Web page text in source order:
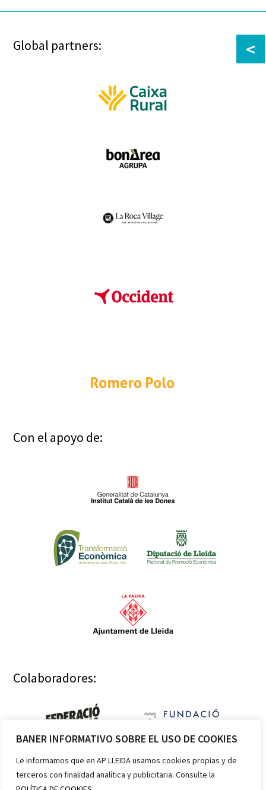
BANER INFORMATIVO SOBRE EL USO DE COOKIES
Le informamos que en AP LLEIDA usamos cookies propias y de
terceros con finalidad analítica y publicitaria. Consulte la
Colaboradores:
Global partners:
Con el apoyo de:
<